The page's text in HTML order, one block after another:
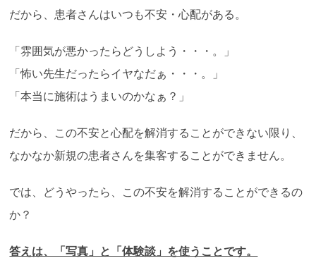
だから、患者さんはいつも不安・心配がある。
「雰囲気が悪かったらどうしよう・・・。」
「怖い先生だったらイヤなだぁ・・・。」
「本当に施術はうまいのかなぁ？」
だから、この不安と心配を解消することができない限り、
なかなか新規の患者さんを集客することができません。
では、どうやったら、この不安を解消することができるの
か？
答えは、「写真」と「体験談」を使うことです。